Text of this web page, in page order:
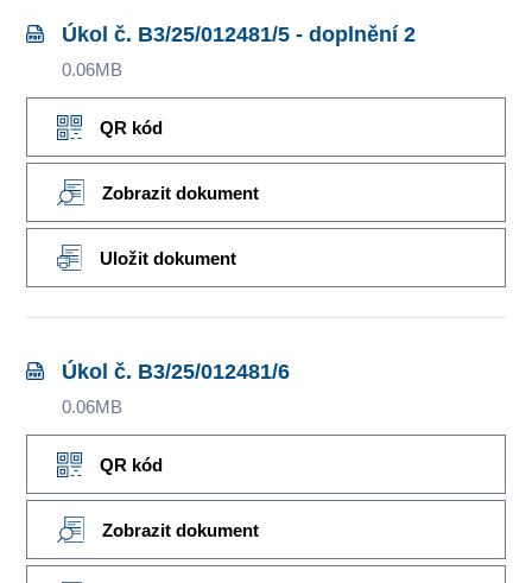
Úkol č. B3/25/012481/5 - doplnění 2
0.06MB
QR kód
Zobrazit dokument
Uložit dokument
Úkol č. B3/25/012481/6
0.06MB
QR kód
Zobrazit dokument